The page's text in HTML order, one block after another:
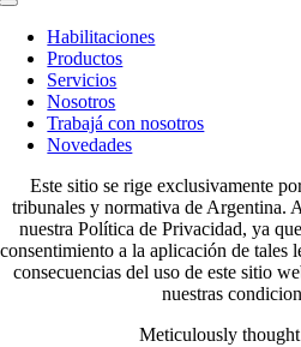
Activar
Navegación
Habilitaciones
Productos
Servicios
Nosotros
Trabajá con nosotros
Novedades
Este sitio se rige exclusivamente
tribunales y normativa de Argentina.
nuestra Política de Privacidad, ya
consentimiento a la aplicación de tales
consecuencias del uso de este sitio
nuestras
Meticulously